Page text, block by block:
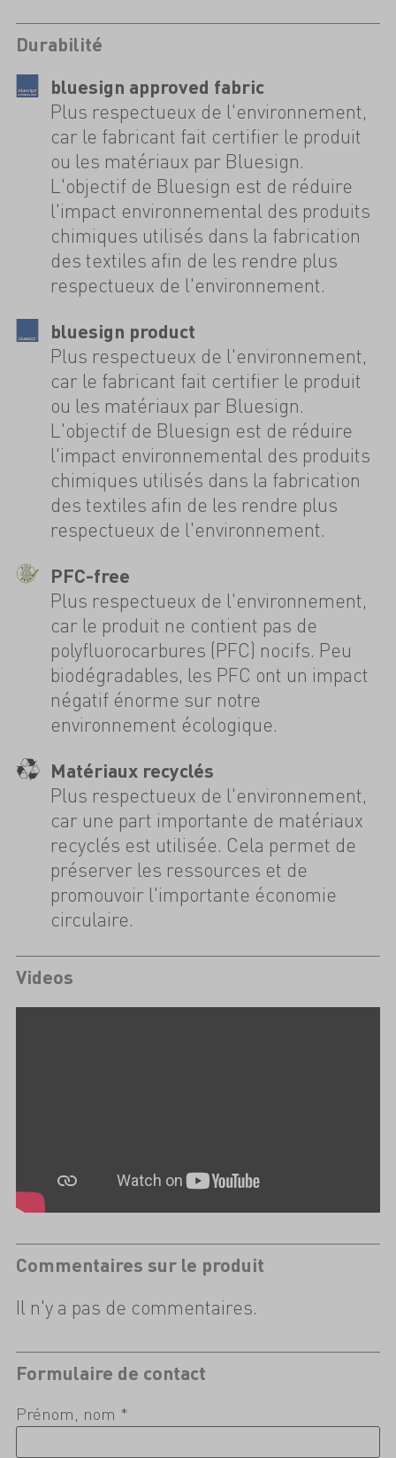
Durabilité
bluesign approved fabric
Plus respectueux de l'environnement,
car le fabricant fait certifier le produit
ou les matériaux par Bluesign.
L'objectif de Bluesign est de réduire
l'impact environnemental des produits
chimiques utilisés dans la fabrication
des textiles afin de les rendre plus
respectueux de l'environnement.
bluesign product
Plus respectueux de l'environnement,
car le fabricant fait certifier le produit
ou les matériaux par Bluesign.
L'objectif de Bluesign est de réduire
l'impact environnemental des produits
chimiques utilisés dans la fabrication
des textiles afin de les rendre plus
respectueux de l'environnement.
PFC-free
Plus respectueux de l'environnement,
car le produit ne contient pas de
polyfluorocarbures (PFC) nocifs. Peu
biodégradables, les PFC ont un impact
négatif énorme sur notre
environnement écologique.
Matériaux recyclés
Plus respectueux de l'environnement,
car une part importante de matériaux
recyclés est utilisée. Cela permet de
préserver les ressources et de
promouvoir l'importante économie
circulaire.
Videos
Commentaires sur le produit
Il n'y a pas de commentaires.
Formulaire de contact
Prénom, nom *